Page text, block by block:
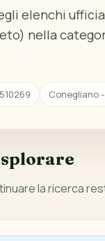
elenchi
nella
Conegliano
la ricerca